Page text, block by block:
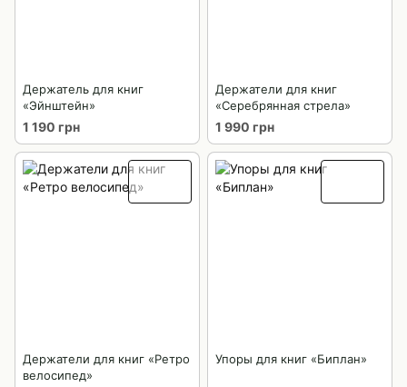
Держатель для книг
«Эйнштейн»
1 190 грн
Держатели для книг
«Серебрянная стрела»
1 990 грн
Держатели для книг «Ретро
велосипед»
Упоры для книг «Биплан»